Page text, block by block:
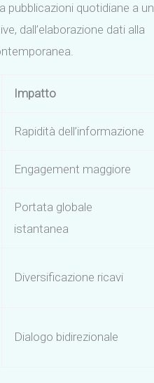
quotidiane a un
dall’elaborazione dati alla
Impatto
Rapidità dell’informazione
Engagement maggiore
Portata globale
istantanea
Diversificazione ricavi
Dialogo bidirezionale